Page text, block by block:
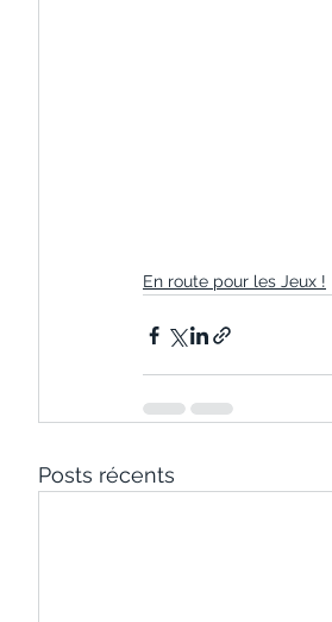
En route pour les Jeux !
Posts récents